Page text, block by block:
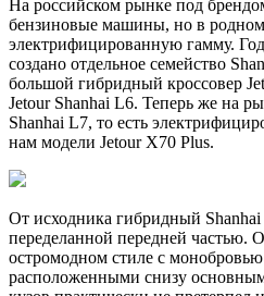
На российском рынке под
бензиновые машины, но в
электрифицированную гамму.
создано отдельное семейство
большой гибридный кроссовер
Jetour Shanhai L6. Теперь же на
Shanhai L7, то есть
нам модели Jetour X70 Plus.
От исходника гибридный
переделанной передней частью.
остромодном стиле с
расположенными снизу